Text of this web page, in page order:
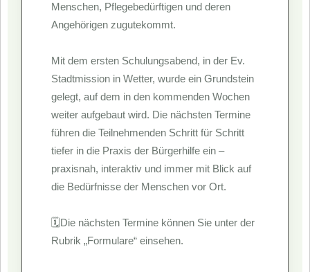
Menschen, Pflegebedürftigen und deren
Angehörigen zugutekommt.
Mit dem ersten Schulungsabend, in der Ev.
Stadtmission in Wetter, wurde ein Grundstein
gelegt, auf dem in den kommenden Wochen
weiter aufgebaut wird. Die nächsten Termine
führen die Teilnehmenden Schritt für Schritt
tiefer in die Praxis der Bürgerhilfe ein –
praxisnah, interaktiv und immer mit Blick auf
die Bedürfnisse der Menschen vor Ort.
🗓️Die nächsten Termine können Sie unter der
Rubrik „Formulare“ einsehen.